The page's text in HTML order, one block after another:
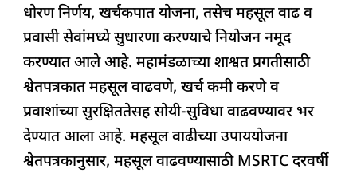
धोरण निर्णय, खर्चकपात योजना, तसेच महसूल वाढ व
प्रवासी सेवांमध्ये सुधारणा करण्याचे नियोजन नमूद
करण्यात आले आहे. महामंडळाच्या शाश्वत प्रगतीसाठी
श्वेतपत्रकात महसूल वाढवणे, खर्च कमी करणे व
प्रवाशांच्या सुरक्षिततेसह सोयी-सुविधा वाढवण्यावर भर
देण्यात आला आहे. महसूल वाढीच्या उपाययोजना
श्वेतपत्रकानुसार, महसूल वाढवण्यासाठी MSRTC दरवर्षी